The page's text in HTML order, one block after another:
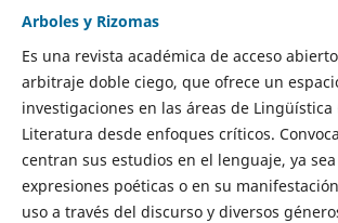
Arboles y Rizomas
Es una revista académica de acceso
arbitraje doble ciego, que ofrece un
investigaciones en las áreas de Lingüística
Literatura desde enfoques críticos.
centran sus estudios en el lenguaje, ya
expresiones poéticas o en su
uso a través del discurso y diversos